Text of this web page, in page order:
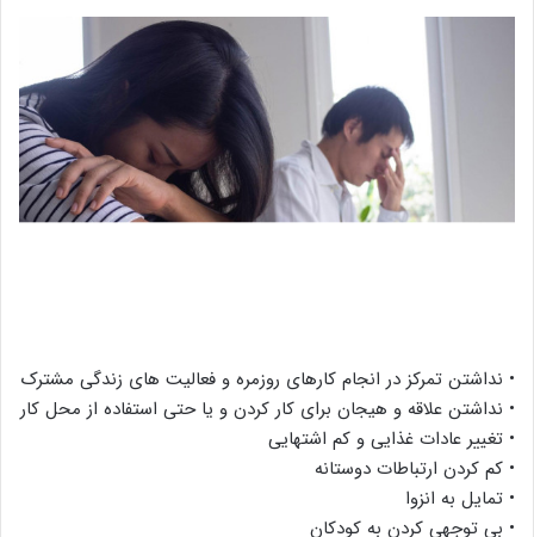
• نداشتن تمرکز در انجام کارهای روزمره و فعالیت های زندگی مشترک
• نداشتن علاقه و هیجان برای کار کردن و یا حتی استفاده از محل کار
• تغییر عادات غذایی و کم اشتهایی
• کم کردن ارتباطات دوستانه
• تمایل به انزوا
• بی توجهی کردن به کودکان